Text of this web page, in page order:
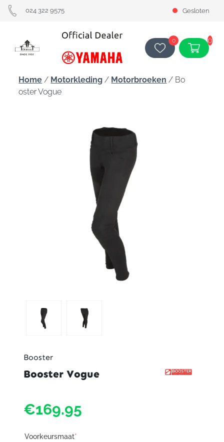
024 322 9575 Gesloten
0 0
Home / Motorkleding / Motorbroeken / Bo
oster Vogue
Booster
Booster Vogue
€169.95
Voorkeursmaat*